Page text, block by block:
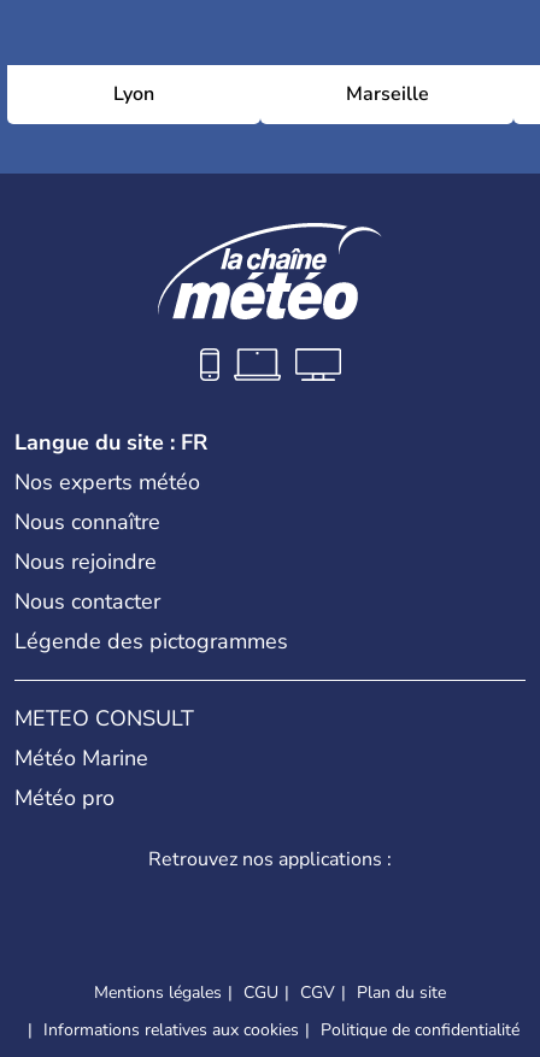
Lyon Marseille
Langue du site : FR
Nos experts météo
Nous connaître
Nous rejoindre
Nous contacter
Légende des pictogrammes
METEO CONSULT
Météo Marine
Météo pro
Retrouvez nos applications :
Mentions légales CGU CGV
Plan du site
Informations relatives aux cookies
Politique de confidentialité